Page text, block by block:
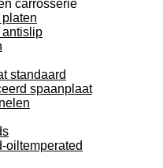
carrosserie
antislip
standaard
spaanplaat
oiltemperated